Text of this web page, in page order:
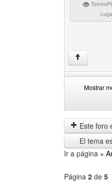
↑
Mostrar
by
Este foro
El tema
Ir a página «
Página 2 de 5